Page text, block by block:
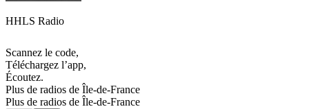
HHLS Radio
Scannez le code,
Téléchargez l’app,
Écoutez.
Plus de radios de Île-de-France
Plus de radios de Île-de-France